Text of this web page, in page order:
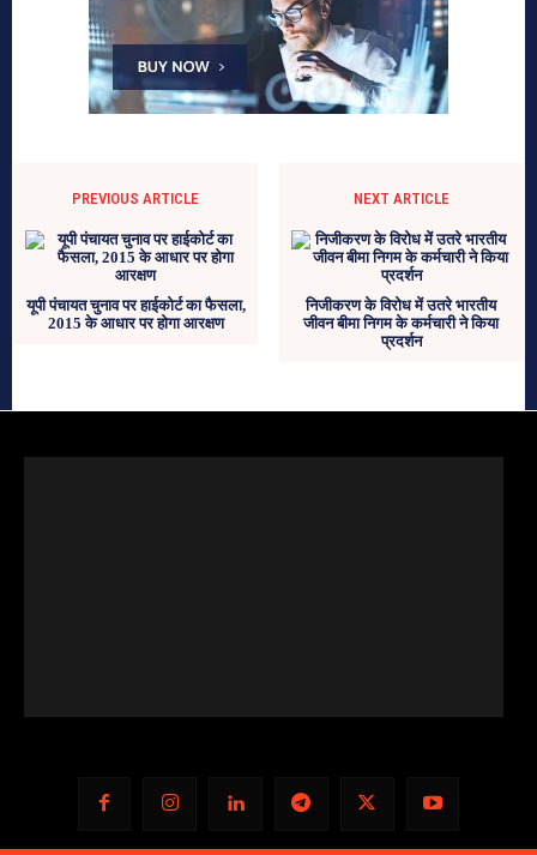
PREVIOUS ARTICLE
यूपी पंचायत चुनाव पर हाईकोर्ट का फैसला,
2015 के आधार पर होगा आरक्षण
NEXT ARTICLE
निजीकरण के विरोध में उतरे भारतीय
जीवन बीमा निगम के कर्मचारी ने किया
प्रदर्शन